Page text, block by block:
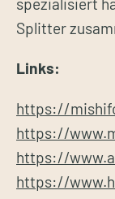
spezialisiert
Splitter
Links:
https://
https://
https://
https://